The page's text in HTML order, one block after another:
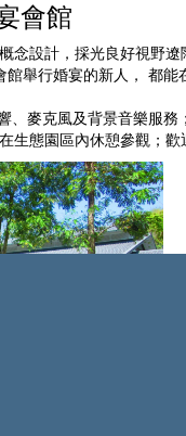
會館
設計，採光良好視野
舉行婚宴的新人， 都
麥克風及背景音樂服
態園區內休憩參觀；歡